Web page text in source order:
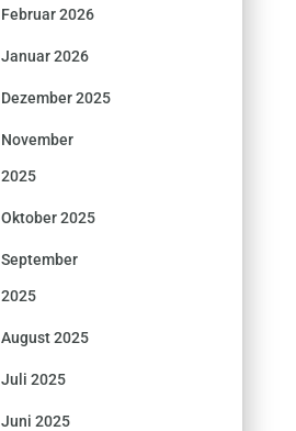
Februar 2026
Januar 2026
Dezember 2025
November
2025
Oktober 2025
September
2025
August 2025
Juli 2025
Juni 2025